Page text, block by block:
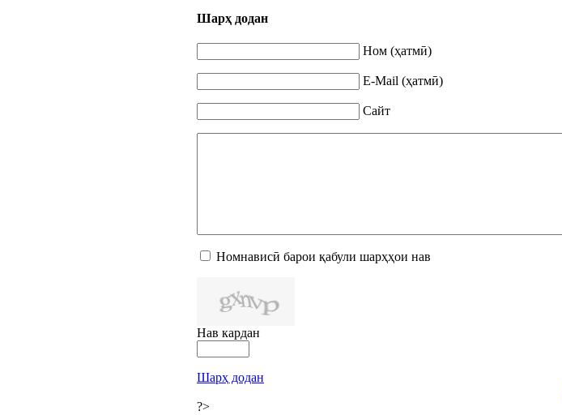
Шарҳ додан
Ном (ҳатмӣ)
E-Mail (ҳатмӣ)
Сайт
Номнависӣ барои қабули шарҳҳои нав
Нав кардан
Шарҳ додан
?>